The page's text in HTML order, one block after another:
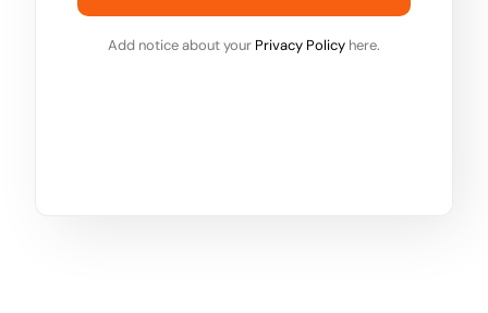
Add notice about your Privacy Policy here.